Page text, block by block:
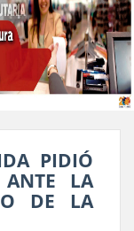
PIDIÓ
LA
DE LA